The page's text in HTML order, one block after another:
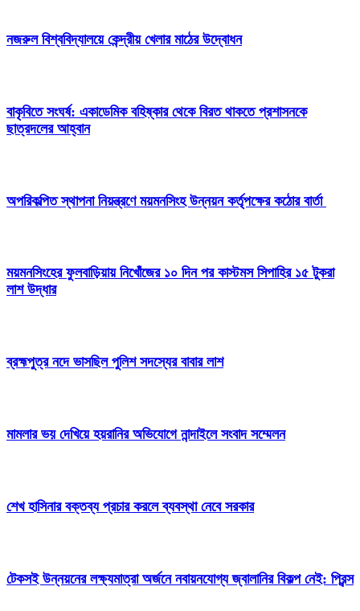
নজরুল বিশ্ববিদ্যালয়ে কেন্দ্রীয় খেলার মাঠের উদ্বোধন
বাকৃবিতে সংঘর্ষ: একাডেমিক বহিষ্কার থেকে বিরত থাকতে প্রশাসনকে
ছাত্রদলের আহ্বান
অপরিকল্পিত স্থাপনা নিয়ন্ত্রণে ময়মনসিংহ উন্নয়ন কর্তৃপক্ষের কঠোর বার্তা
ময়মনসিংহের ফুলবাড়িয়ায় নিখোঁজের ১০ দিন পর কাস্টমস সিপাহির ১৫ টুকরা
লাশ উদ্ধার
ব্রহ্মপুত্র নদে ভাসছিল পুলিশ সদস্যের বাবার লাশ
মামলার ভয় দেখিয়ে হয়রানির অভিযোগে নান্দাইলে সংবাদ সম্মেলন
শেখ হাসিনার বক্তব্য প্রচার করলে ব্যবস্থা নেবে সরকার
টেকসই উন্নয়নের লক্ষ্যমাত্রা অর্জনে নবায়নযোগ্য জ্বালানির বিকল্প নেই: প্রিন্স